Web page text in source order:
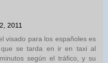
2011
visado para los españoles es
se tarda en ir en taxi al
según el tráfico, y su